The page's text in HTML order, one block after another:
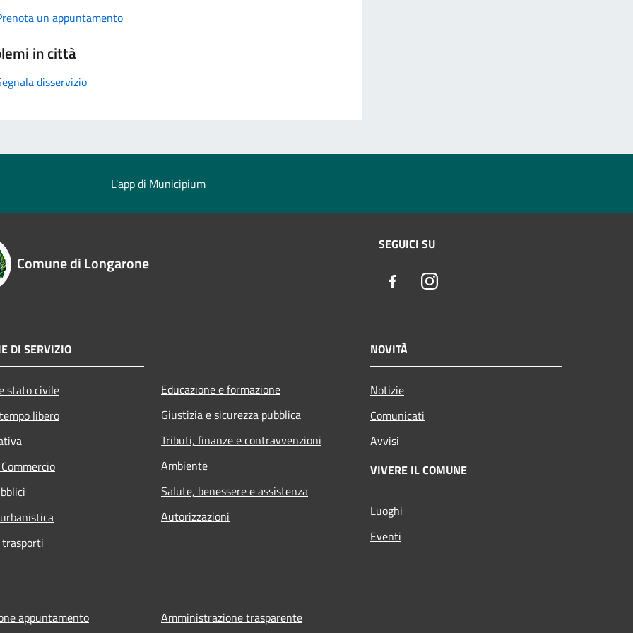
un appuntamento
in città
disservizio
L'app di Municipium
Comune di Longarone
SEGUICI SU
FacebookInstagram
DI SERVIZIO
stato civile
libero
Educazione e formazione
Giustizia e sicurezza pubblica
Tributi, finanze e contravvenzioni
Ambiente
Salute, benessere e assistenza
Autorizzazioni
NOVITÀ
Notizie
Comunicati
Avvisi
VIVERE IL COMUNE
Luoghi
Eventi
appuntamento Amministrazione trasparente